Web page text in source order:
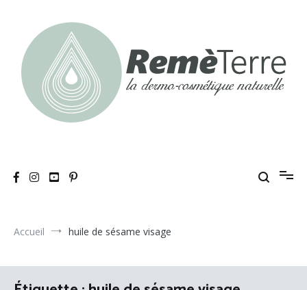
contenu
Accueil huile de sésame visage